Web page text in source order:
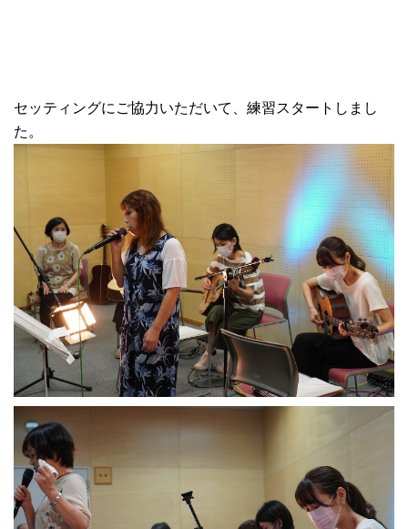
セッティングにご協力いただいて、練習スタートしまし
た。